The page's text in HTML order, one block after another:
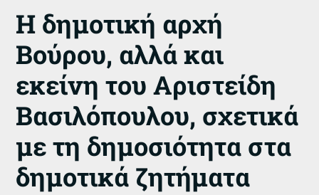
Η δημοτική αρχή
Βούρου, αλλά και
εκείνη του Αριστείδη
Βασιλόπουλου, σχετικά
με τη δημοσιότητα στα
δημοτικά ζητήματα